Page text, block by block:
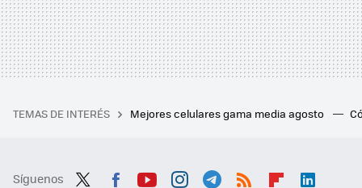
TEMAS DE INTERÉS Mejores celulares gama media agosto
Síguenos